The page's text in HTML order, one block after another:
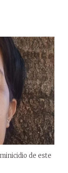
de este